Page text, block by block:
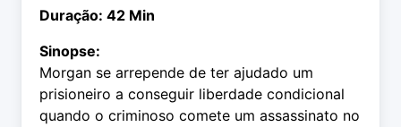
Duração: 42 Min
Sinopse:
Morgan se arrepende de ter ajudado um
prisioneiro a conseguir liberdade condicional
quando o criminoso comete um assassinato no